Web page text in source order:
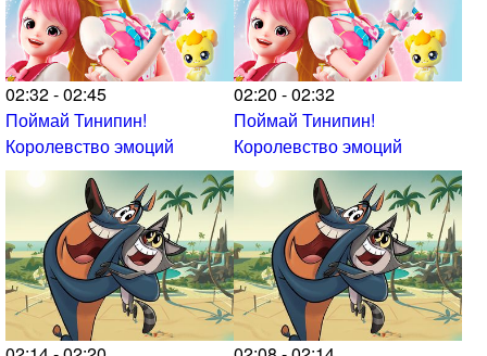
02:32 - 02:45
Поймай Тинипин!
Королевство эмоций
02:20 - 02:32
Поймай Тинипин!
Королевство эмоций